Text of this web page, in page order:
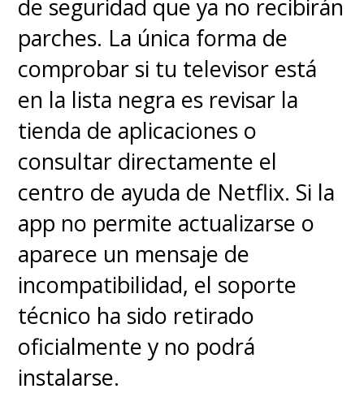
de seguridad que ya no recibirán
parches. La única forma de
comprobar si tu televisor está
en la lista negra es revisar la
tienda de aplicaciones o
consultar directamente el
centro de ayuda de Netflix. Si la
app no permite actualizarse o
aparece un mensaje de
incompatibilidad, el soporte
técnico ha sido retirado
oficialmente y no podrá
instalarse.